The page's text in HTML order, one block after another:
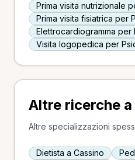
Prima visita nutrizionale
Prima visita fisiatrica per
Elettrocardiogramma per
Visita logopedica per
Altre ricerche
Altre specializzazioni
Dietista a Cassino